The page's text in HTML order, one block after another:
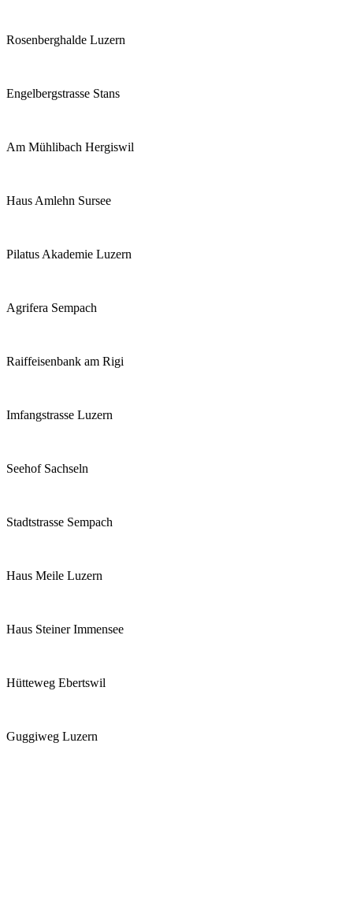
Rosenberghalde Luzern
Engelbergstrasse Stans
Am Mühlibach Hergiswil
Haus Amlehn Sursee
Pilatus Akademie Luzern
Agrifera Sempach
Raiffeisenbank am Rigi
Imfangstrasse Luzern
Seehof Sachseln
Stadtstrasse Sempach
Haus Meile Luzern
Haus Steiner Immensee
Hütteweg Ebertswil
Guggiweg Luzern